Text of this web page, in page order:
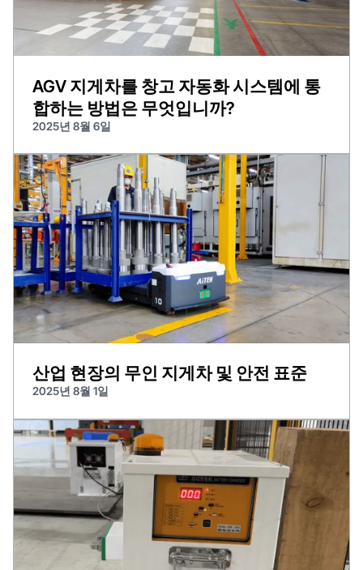
AGV 지게차를 창고 자동화 시스템에 통
합하는 방법은 무엇입니까?
2025년 8월 6일
산업 현장의 무인 지게차 및 안전 표준
2025년 8월 1일